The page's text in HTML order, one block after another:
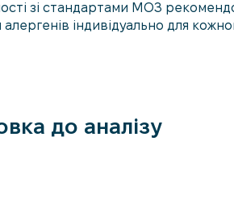
зі стандартами МОЗ
індивідуально для
до аналізу